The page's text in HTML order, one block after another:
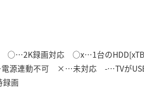
録画対応 ○x…1台の
電源連動不可 ×…未対応 -…TV
画